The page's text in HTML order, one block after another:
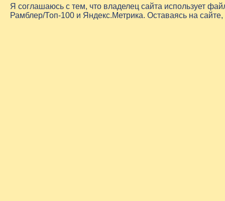
Я соглашаюсь с тем, что владелец сайта использует
Рамблер/Топ-100 и Яндекс.Метрика. Оставаясь на